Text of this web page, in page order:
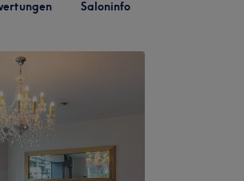
Saloninfo